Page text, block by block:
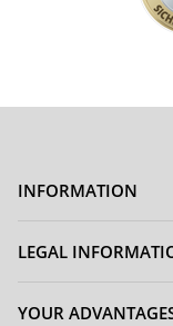
INFORMATION
LEGAL
YOUR